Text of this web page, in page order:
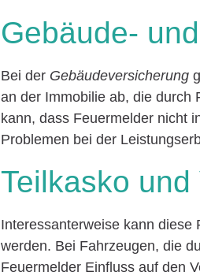
Gebäude-
Bei der Gebäudeversicherung
an der Immobilie ab, die durch
kann, dass Feuermelder nicht
Problemen bei der
Teilkasko
Interessanterweise kann diese
werden. Bei Fahrzeugen, die
Feuermelder Einfluss auf den